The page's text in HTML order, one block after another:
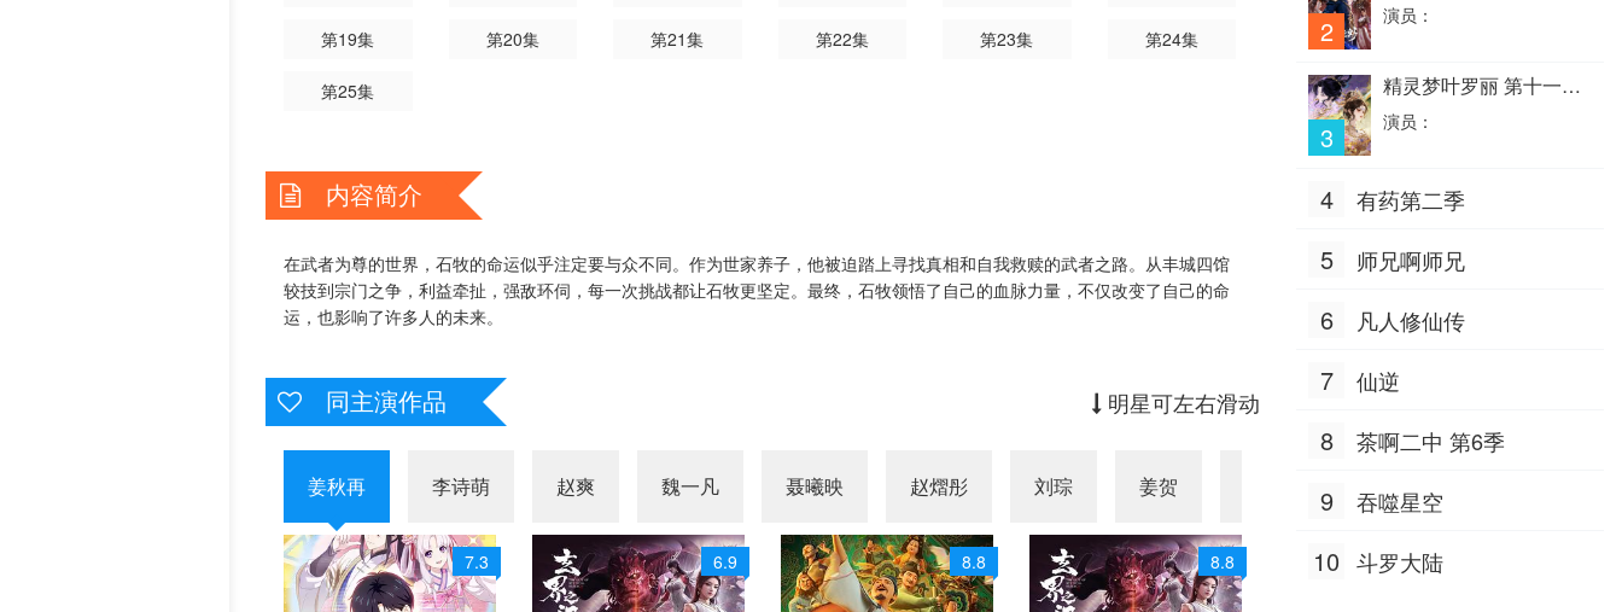
第19集 第20集 第21集 第22集 第23集 第24集
第25集
内容简介
在武者为尊的世界，石牧的命运似乎注定要与众不同。作为世家养子，他被迫踏上寻找真相和自我救赎的武者之路。从丰城四馆
较技到宗门之争，利益牵扯，强敌环伺，每一次挑战都让石牧更坚定。最终，石牧领悟了自己的血脉力量，不仅改变了自己的命
运，也影响了许多人的未来。
同主演作品 明星可左右滑动
姜秋再 李诗萌 赵爽 魏一凡 聂曦映 赵熠彤 刘琮 姜贺 星潮
7.3 6.9 8.8 8.8
2 演员：
3
精灵梦叶罗丽 第十一季
演员：
4 有药第二季
5 师兄啊师兄
6 凡人修仙传
7 仙逆
8 茶啊二中 第6季
9 吞噬星空
10 斗罗大陆